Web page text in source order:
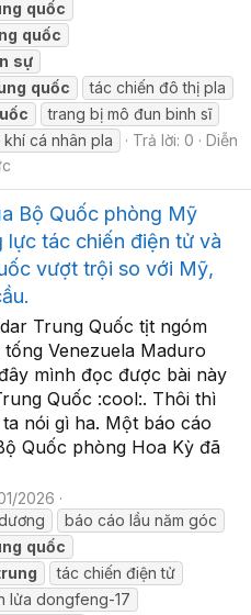
quốc
quốc
sự
quốc
tác chiến đô thị pla
trang bị mô đun binh sĩ
khí cá nhân pla Trả lời: 0
Diễn
Bộ Quốc phòng Mỹ
lực tác chiến điện tử và
vượt trội so với Mỹ,
Trung Quốc tịt ngóm
Venezuela Maduro
mình đọc được bài này
Quốc :cool:. Thôi thì
nói gì ha. Một báo cáo
Quốc phòng Hoa Kỳ đã
2026
báo cáo lầu năm góc
quốc
tác chiến điện tử
lửa dongfeng-17